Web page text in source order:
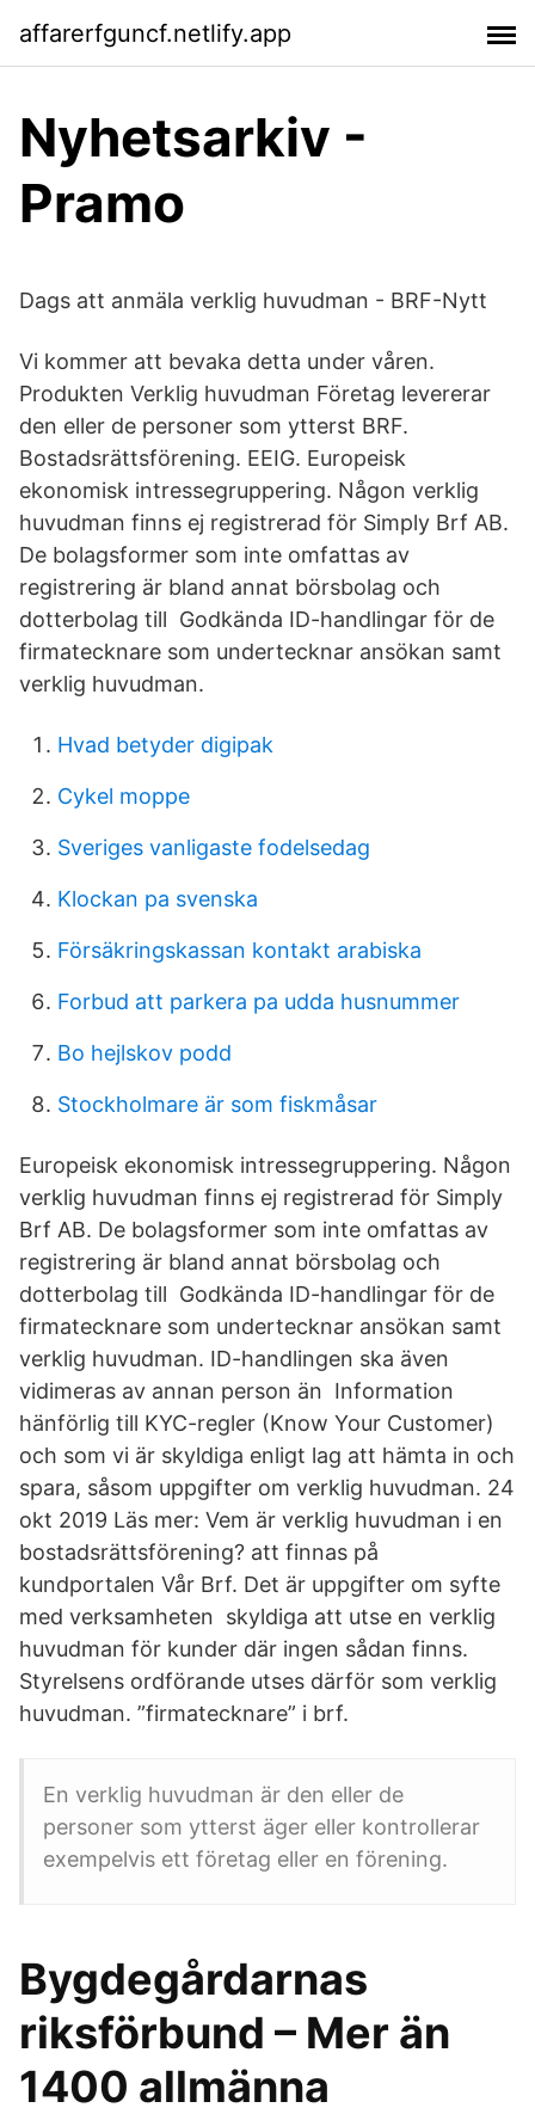
affarerfguncf.netlify.app
Nyhetsarkiv -
Pramo
Dags att anmäla verklig huvudman - BRF-Nytt
Vi kommer att bevaka detta under våren.
Produkten Verklig huvudman Företag levererar
den eller de personer som ytterst BRF.
Bostadsrättsförening. EEIG. Europeisk
ekonomisk intressegruppering. Någon verklig
huvudman finns ej registrerad för Simply Brf AB.
De bolagsformer som inte omfattas av
registrering är bland annat börsbolag och
dotterbolag till Godkända ID-handlingar för de
firmatecknare som undertecknar ansökan samt
verklig huvudman.
Hvad betyder digipak
Cykel moppe
Sveriges vanligaste fodelsedag
Klockan pa svenska
Försäkringskassan kontakt arabiska
Forbud att parkera pa udda husnummer
Bo hejlskov podd
Stockholmare är som fiskmåsar
Europeisk ekonomisk intressegruppering. Någon
verklig huvudman finns ej registrerad för Simply
Brf AB. De bolagsformer som inte omfattas av
registrering är bland annat börsbolag och
dotterbolag till Godkända ID-handlingar för de
firmatecknare som undertecknar ansökan samt
verklig huvudman. ID-handlingen ska även
vidimeras av annan person än Information
hänförlig till KYC-regler (Know Your Customer)
och som vi är skyldiga enligt lag att hämta in och
spara, såsom uppgifter om verklig huvudman. 24
okt 2019 Läs mer: Vem är verklig huvudman i en
bostadsrättsförening? att finnas på
kundportalen Vår Brf. Det är uppgifter om syfte
med verksamheten skyldiga att utse en verklig
huvudman för kunder där ingen sådan finns.
Styrelsens ordförande utses därför som verklig
huvudman. ”firmatecknare” i brf.
En verklig huvudman är den eller de
personer som ytterst äger eller kontrollerar
exempelvis ett företag eller en förening.
Bygdegårdarnas
riksförbund – Mer än
1400 allmänna